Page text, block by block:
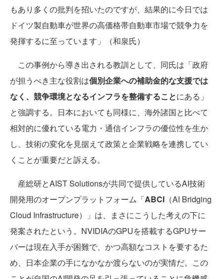
もあり多くの批判を招いたのですが、結果的に今日では
ドイツ製自動車が世界の高価格帯自動車市場で競争力を
発揮するに至っています」（和泉氏）
この事例から導き出される教訓として、同氏は「政府
が担うべき主な役割は個別企業への補助金的な支援では
なく、競争環境となるインフラを整備することにある」
と強調する。日本においても同様に、海外諸国と比べて
相対的に優れている電力・通信インフラの優位性を生か
し、技術の変化を見据えて政策と企業戦略を連携してい
くことが重要だと訴える。
産総研とAIST Solutionsが共同で提供しているAI技術
開発用のオープンプラットフォーム「ABCI （AI Bridging
Cloud Infrastructure）」は、まさにこうした考えの下に
発案されたという。NVIDIAのGPUを搭載するGPUサー
バーは現在入手が困難で、かつ高額なコストを要するた
め、日本企業の手になかなか渡らないのが実情だ。この